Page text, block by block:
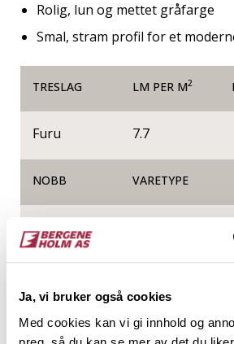
Ja, vi bruker også cookies
Med cookies kan vi gi innhold og
Rolig, lun og mettet gråfarge
Smal, stram profil for et
TRESLAG LM PER M2
Furu 7.7
NOBB VARETYPE
60019519
I fasadekolleksjonen TRYR finner